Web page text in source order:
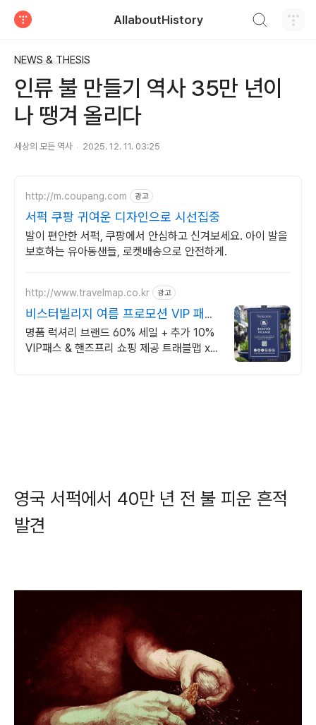
AllaboutHistory
NEWS & THESIS
인류 불 만들기 역사 35만 년이
나 땡겨 올리다
세상의 모든 역사 2025. 12. 11. 03:25
http://m.coupang.com 광고
서퍽 쿠팡 귀여운 디자인으로 시선집중
발이 편안한 서퍽, 쿠팡에서 안심하고 신겨보세요. 아이 발을
보호하는 유아동샌들, 로켓배송으로 안전하게.
http://www.travelmap.co.kr 광고
비스터빌리지 여름 프로모션 VIP 패스
10% 할인쿠폰
명품 럭셔리 브랜드 60% 세일 + 추가 10%
VIP패스 & 핸즈프리 쇼핑 제공 트래블맵 x
영국 서퍽에서 40만 년 전 불 피운 흔적
발견